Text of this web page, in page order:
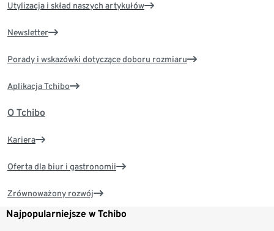
Utylizacja i skład naszych artykułów
Newsletter
Porady i wskazówki dotyczące doboru rozmiaru
Aplikacja Tchibo
O Tchibo
Kariera
Oferta dla biur i gastronomii
Zrównoważony rozwój
Najpopularniejsze w Tchibo